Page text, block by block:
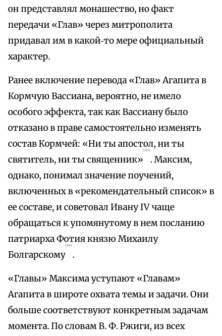
он представлял монашество, но факт
передачи «Глав» через митрополита
придавал им в какой‑то мере официальный
характер.
Ранее включение перевода «Глав» Агапита в
Кормчую Вассиана, вероятно, не имело
особого эффекта, так как Вассиану было
отказано в праве самостоятельно изменять
состав Кормчей: «Ни ты апостол, ни ты
святитель, ни ты священник»
{325}
. Максим,
однако, понимал значение поучений,
включенных в «рекомендательный список» в
ее составе, и советовал Ивану IV чаще
обращаться к упомянутому в нем посланию
патриарха Фотия князю Михаилу
Болгарскому
{326}
.
«Главы» Максима уступают «Главам»
Агапита в широте охвата темы и задачи. Они
больше соответствуют конкретным задачам
момента. По словам В. Ф. Ржиги, из всех